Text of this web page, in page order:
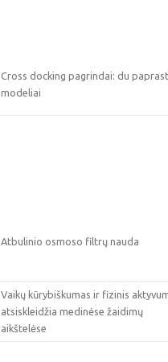
Cross docking pagrindai: du
modeliai
Atbulinio osmoso filtrų nauda
Vaikų kūrybiškumas ir fizinis
atsiskleidžia medinėse žaidimų
aikštelėse